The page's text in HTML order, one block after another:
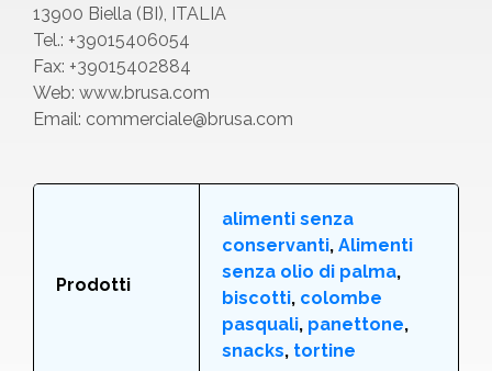
13900 Biella (BI), ITALIA
Tel.: +39015406054
Fax: +39015402884
Web: www.brusa.com
Email: commerciale@brusa.com
Prodotti
alimenti senza
conservanti, Alimenti
senza olio di palma,
biscotti, colombe
pasquali, panettone,
snacks, tortine